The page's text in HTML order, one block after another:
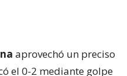
aprovechó un preciso
el 0-2 mediante golpe